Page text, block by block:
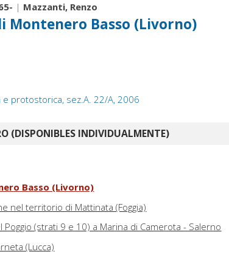
| Mazzanti, Renzo
Basso (Livorno)
protostorica, sez.A. 22/A, 2006
(DISPONIBLES INDIVIDUALMENTE)
Basso (Livorno)
nel territorio di Mattinata (Foggia)
(strati 9 e 10) a Marina di Camerota - Salerno
(Lucca)